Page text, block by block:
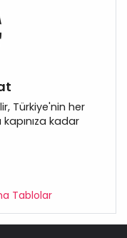
Türkiye'nin her
kadar
Tablolar